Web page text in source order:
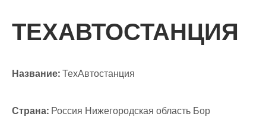
ТЕХАВТОСТАНЦИЯ
Название:ТехАвтостанция
Страна: Россия Нижегородская область Бор